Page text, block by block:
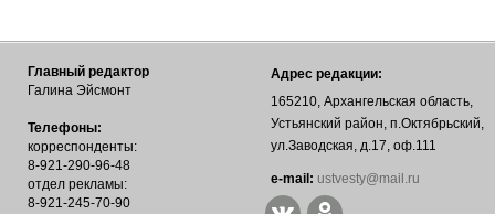
Главный редактор
Галина Эйсмонт
Телефоны:
корреспонденты:
8-921-290-96-48
отдел рекламы:
8-921-245-70-90
Адрес редакции:
165210, Архангельская область,
Устьянский район, п.Октябрьский,
ул.Заводская, д.17, оф.111
е-mail: ustvesty@mail.ru